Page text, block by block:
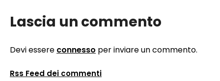
Lascia un commento
Devi essere connesso per inviare un commento.
Rss Feed dei commenti